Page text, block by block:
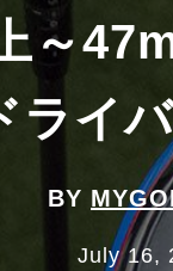
～
ライ
BY
July 16,